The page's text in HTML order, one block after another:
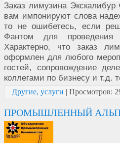
Заказ лимузина
вам импонируют слова
то не ошибетесь, если
Фантом для проведения
Характерно, что заказ
оформлен для любого
гостей, сопровождение
коллегами по бизнесу и т.д.
Другие, услуги | Просмотров:
ПРОМЫШЛЕННЫЙ